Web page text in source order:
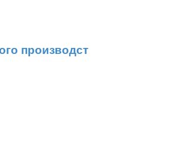
производст